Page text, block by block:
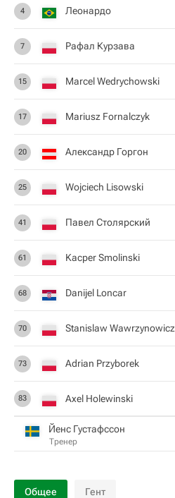
4 Леонардо
7 Рафал Курзава
15 Marcel Wedrychowski
17 Mariusz Fornalczyk
20 Александр Горгон
25 Wojciech Lisowski
41 Павел Столярский
61 Kacper Smolinski
68 Danijel Loncar
70 Stanislaw Wawrzynowicz
73 Adrian Przyborek
83 Axel Holewinski
Йенс Густафссон
Тренер
Общее Гент